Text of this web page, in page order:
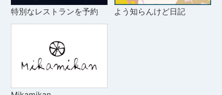
特別なレストランを予約 よう知らんけど日記